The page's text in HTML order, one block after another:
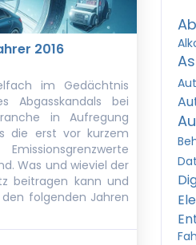
2016
im Gedächtnis
Abgasskandals bei
in Aufregung
die erst vor kurzem
Was und wieviel der
beitragen kann und
folgenden Jahren